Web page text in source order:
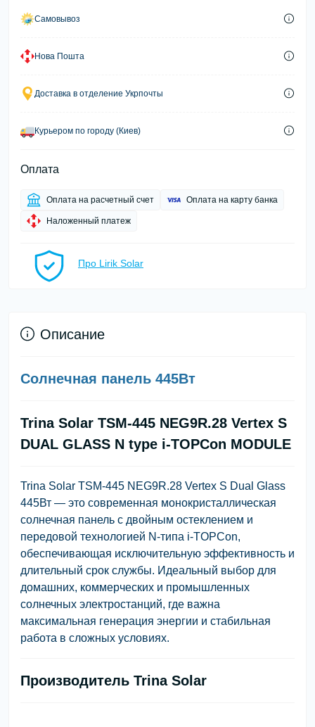
Самовывоз
Нова Пошта
Доставка в отделение Укрпочты
Курьером по городу (Киев)
Оплата
Оплата на расчетный счет Оплата на карту банка
Наложенный платеж
Про Lirik Solar
Описание
Солнечная панель 445Вт
Trina Solar TSM-445 NEG9R.28 Vertex S
DUAL GLASS N type i-TOPCon MODULE
Trina Solar TSM-445 NEG9R.28 Vertex S Dual Glass
445Вт — это современная монокристаллическая
солнечная панель с двойным остеклением и
передовой технологией N-типа i-TOPCon,
обеспечивающая исключительную эффективность и
длительный срок службы. Идеальный выбор для
домашних, коммерческих и промышленных
солнечных электростанций, где важна
максимальная генерация энергии и стабильная
работа в сложных условиях.
Производитель Trina Solar